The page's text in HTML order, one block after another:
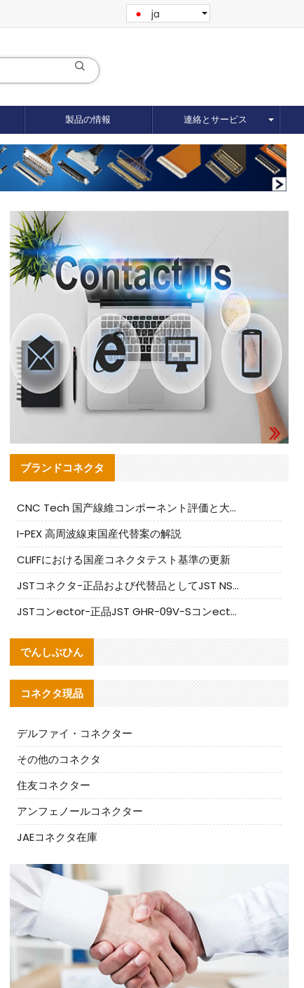
ja
製品の情報 連絡とサービス
ブランドコネクタ
CNC Tech 国产線維コンポーネント評価と大量生産適合ガイド
I-PEX 高周波線束国産代替案の解説
CLIFFにおける国産コネクタテスト基準の更新
JSTコネクタ-正品および代替品としてJST NSHR-02V-Sコネクタを提供します
JSTコンector-正品JST GHR-09V-Sコンector|代替品提供
でんしぶひん
コネクタ現品
デルファイ・コネクター
その他のコネクタ
住友コネクター
アンフェノールコネクター
JAEコネクタ在庫